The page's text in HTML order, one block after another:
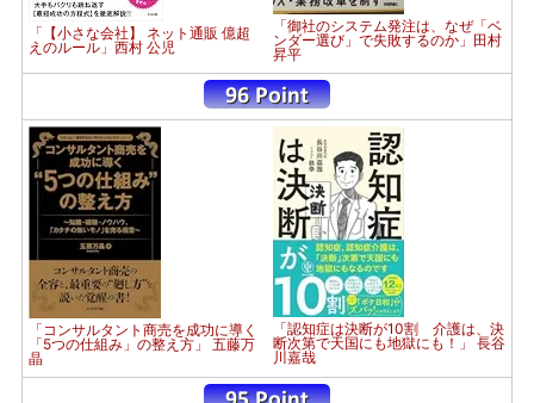
「【小さな会社】 ネット通販 億超
えのルール」西村 公児
「御社のシステム発注は、なぜ「ベ
ンダー選び」で失敗するのか」田村
昇平
「コンサルタント商売を成功に導く
「5つの仕組み」の整え方」 五藤万
晶
「認知症は決断が10割 介護は、決
断次第で天国にも地獄にも！」 長谷
川嘉哉